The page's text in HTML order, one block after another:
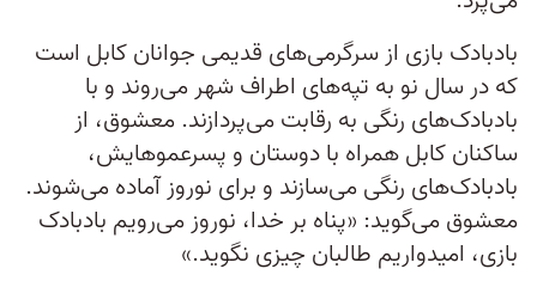
بادبادک بازی از سرگرمی‌های قدیمی جوانان کابل است
که در سال نو به تپه‌های اطراف شهر می‌روند و با
بادبادک‌های رنگی‌ به رقابت می‌پردازند. معشوق، از
ساکنان کابل همراه با دوستان و پسرعموهایش،
بادبادک‌های رنگی می‌سازند و برای نوروز آماده می‌شوند.
معشوق می‌گوید: «پناه‌ بر خدا، نوروز می‌رویم بادبادک
بازی، امیدواریم طالبان چیزی نگوید.»